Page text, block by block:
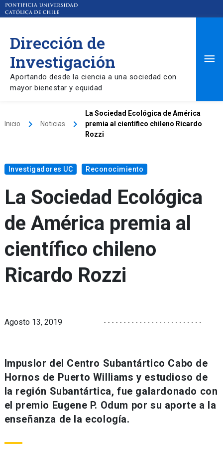
Dirección de
Investigación
Aportando desde la ciencia a una sociedad con
mayor bienestar y equidad
Inicio keyboard_arrow_right Noticias keyboard_arrow_right
La Sociedad Ecológica de América
premia al científico chileno Ricardo
Rozzi
Investigadores UC Reconocimiento
La Sociedad Ecológica
de América premia al
científico chileno
Ricardo Rozzi
Agosto 13, 2019
Impuslor del Centro Subantártico Cabo de
Hornos de Puerto Williams y estudioso de
la región Subantártica, fue galardonado con
el premio Eugene P. Odum por su aporte a la
enseñanza de la ecología.